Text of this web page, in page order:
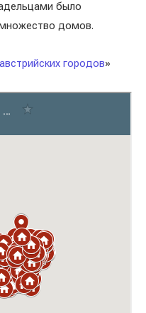
было
домов.
городов»